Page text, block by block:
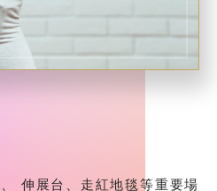
伸展台、走紅地毯等重要場